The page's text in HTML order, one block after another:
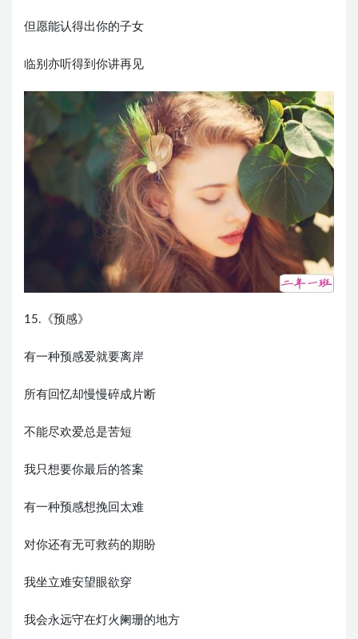
但愿能认得出你的子女
临别亦听得到你讲再见
15.《预感》
有一种预感爱就要离岸
所有回忆却慢慢碎成片断
不能尽欢爱总是苦短
我只想要你最后的答案
有一种预感想挽回太难
对你还有无可救药的期盼
我坐立难安望眼欲穿
我会永远守在灯火阑珊的地方